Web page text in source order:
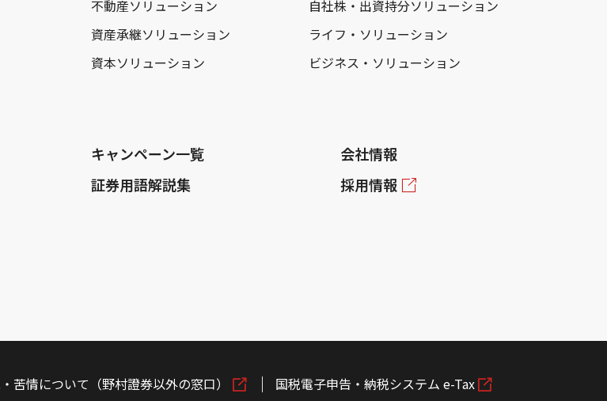
不動産ソリューション
自社株・出資持分ソリューション
資産承継ソリューション
ライフ・ソリューション
資本ソリューション
ビジネス・ソリューション
キャンペーン一覧
証券用語解説集
会社情報
採用情報
苦情について（野村證券以外の窓口） 国税電子申告・納税システム e-Tax